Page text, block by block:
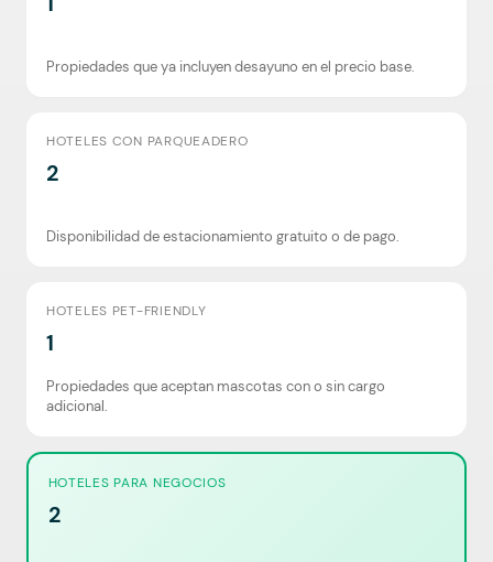
Propiedades que ya incluyen desayuno en el precio base.
HOTELES CON PARQUEADERO
2
Disponibilidad de estacionamiento gratuito o de pago.
HOTELES PET-FRIENDLY
1
Propiedades que aceptan mascotas con o sin cargo
adicional.
HOTELES PARA NEGOCIOS
2